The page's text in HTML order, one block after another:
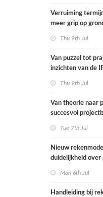
Verruiming
meer grip op
Thu 9th Jul
Van puzzel tot
inzichten van de
Thu 9th Jul
Van theorie naar
succesvol
Tue 7th Jul
Nieuw
duidelijkheid over
Mon 6th Jul
Handleiding bij